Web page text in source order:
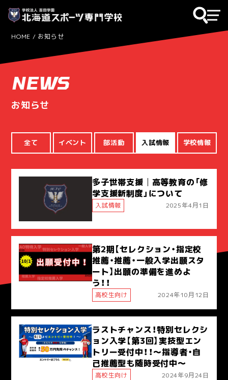
HOME お知らせ
NEWS
お知らせ
全て イベント 部活動 入試情報 学校情報
多子世帯支援│高等教育の「修
学支援新制度」について
入試情報 2025年4月1日
第2期【セレクション・指定校
推薦・推薦・一般入学出願スタ
ート】出願の準備を進めよ
う！！
高校生向け 2024年10月12日
ラストチャンス！特別セレクシ
ョン入学【第3回】実技型エン
トリー受付中！！～指導者・自
己推薦型も随時受付中～
高校生向け 2024年9月24日